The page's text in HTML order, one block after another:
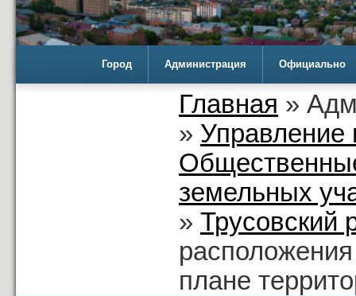
Город Администрация Официально
Главная »
» Управление
земельных
» Трусовский
плане